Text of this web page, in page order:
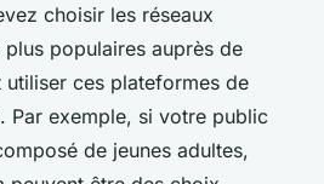
choisir les réseaux
populaires auprès de
ces plateformes de
Par exemple, si votre public
de jeunes adultes,